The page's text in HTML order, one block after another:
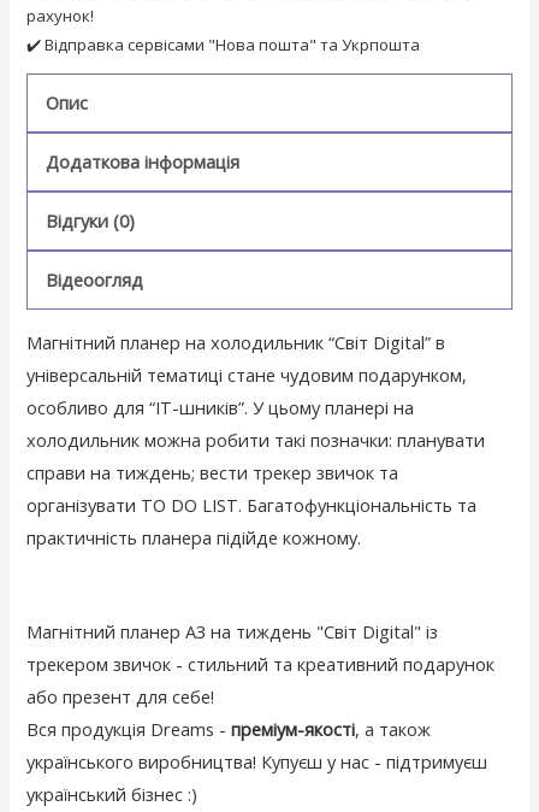
рахунок!
✔️ Відправка сервісами "Нова пошта" та Укрпошта
Опис
Додаткова інформація
Відгуки (0)
Відеоогляд
Магнітний планер на холодильник “Світ Digital” в
універсальній тематиці стане чудовим подарунком,
особливо для “IT-шників”. У цьому планері на
холодильник можна робити такі позначки: планувати
справи на тиждень; вести трекер звичок та
організувати TO DO LIST. Багатофункціональність та
практичність планера підійде кожному.
Магнітний планер А3 на тиждень "Світ Digital" із
трекером звичок - стильний та креативний подарунок
або презент для себе!
Вся продукція Dreams -преміум-якості, а також
українського виробництва! Купуєш у нас - підтримуєш
український бізнес :)